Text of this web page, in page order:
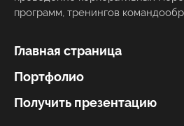
программ, тренингов
Главная страница
Портфолио
Получить презентацию